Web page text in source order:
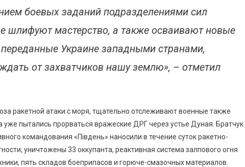
Вооружения
боевых заданий подразделениями сил
шлифуют мастерство, а также осваивают новые
Украине западными странами,
от захватчиков нашу землю», – отметил
ракетной атаки с моря, тщательно отслеживают военные также
пытались прорваться вражеские ДРГ через устье Дуная. Братчук
командования «Південь» наносили в течение суток ракетно-
уничтожены 33 оккупанта, реактивная система залпового огня
пять складов боеприпасов и горюче-смазочных материалов.